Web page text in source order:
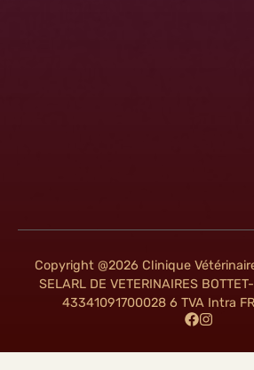
Copyright @2026 Clinique
SELARL DE VETERINAIRES
43341091700028 6 TVA Intra